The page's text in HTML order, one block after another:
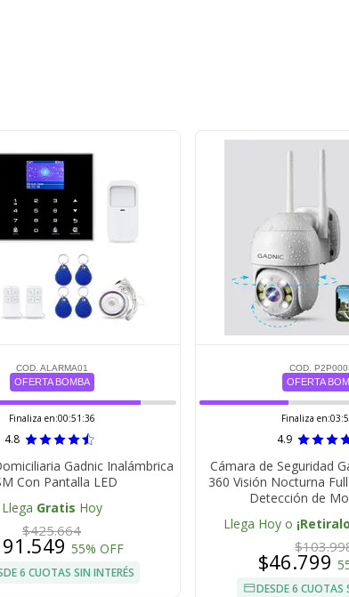
COD. ALARMA01
OFERTA BOMBA
Finaliza en:00:51:35
4.8
Gadnic Inalámbrica
Con Pantalla LED
Llega Gratis Hoy
$425.664
55% OFF
6 CUOTAS SIN INTERÉS
COD.
OFERTA
Finaliza en:
4.9
Cámara de Seguridad
360 Visión Nocturna
Detección de
Llega Hoy o
$46.799
DESDE 6 CUOTAS